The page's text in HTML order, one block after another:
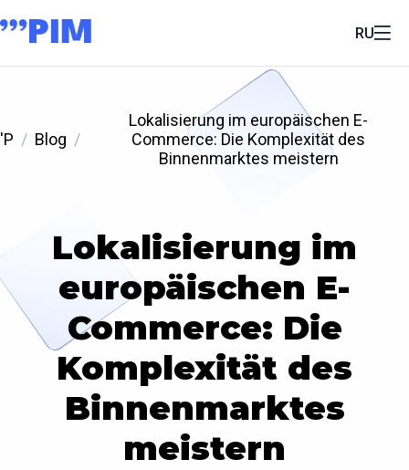
RU
'P Blog
Lokalisierung im europäischen E-
Commerce: Die Komplexität des
Binnenmarktes meistern
Lokalisierung im
europäischen E-
Commerce: Die
Komplexität des
Binnenmarktes
meistern